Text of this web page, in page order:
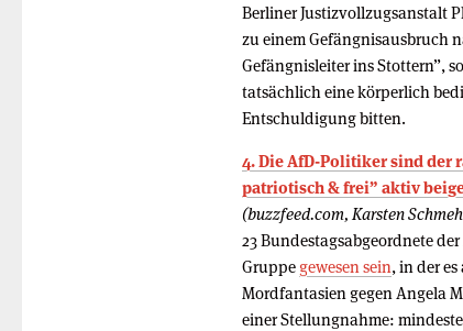
Berliner Justizvollzugsanstalt
zu einem Gefängnisausbruch
Gefängnisleiter ins Stottern”,
tatsächlich eine körperlich
Entschuldigung bitten.
4. Die AfD-Politiker sind der
patriotisch & frei” aktiv
(buzzfeed.com, Karsten
23 Bundestagsabgeordnete
Gruppe gewesen sein, in der
Mordfantasien gegen Angela
einer Stellungnahme: